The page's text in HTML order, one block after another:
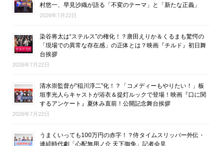
村悠一、早見沙織が語る「不変のテーマ」と「新たな正義」
2026年7月22日
染谷将太は“ステルス”の権化！？唐田えりか＆くるまも驚愕の
「現場での異常な存在感」の正体とは？映画『チルド』初日舞
台挨拶
2026年7月22日
清水崇監督が“稲川淳二”化！？「コメディーもやりたい！」板
垣李光人らキャストが浴衣＆提灯ルックで登場！映画『口に関
するアンケート』夏休み直前！公開記念舞台挨拶
2026年7月22日
うまくいっても100万円の赤字！？侍タイムスリッパー外伝・
連続時代劇「心配無用ノ介 天下御免」記者会見